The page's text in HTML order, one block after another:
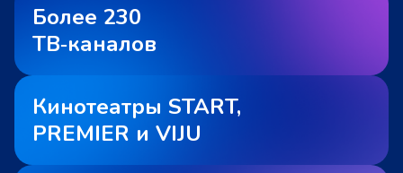
Более 230
ТВ‑каналов
Кинотеатры START,
PREMIER и VIJU